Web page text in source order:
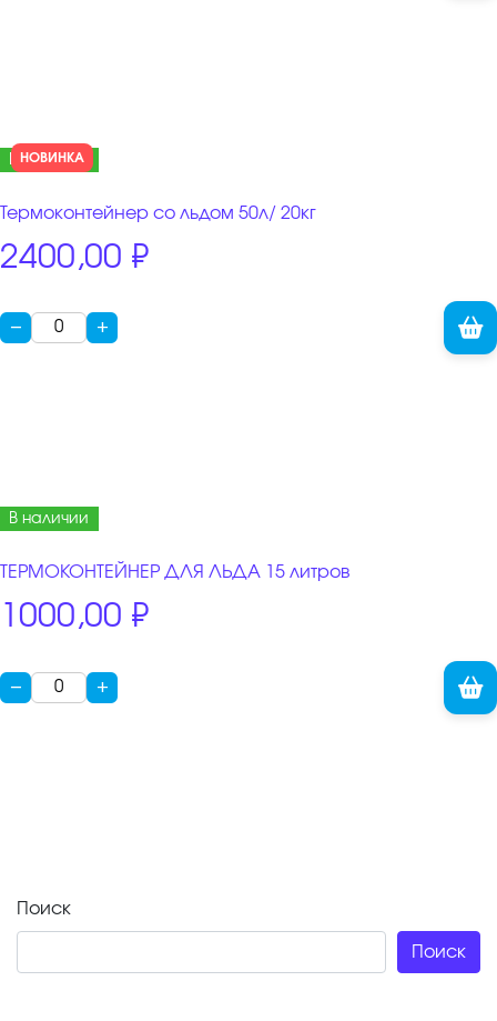
В наличии
Термоконтейнер со льдом 50л/ 20кг
2400,00 ₽
− +
НОВИНКА
В наличии
ТЕРМОКОНТЕЙНЕР ДЛЯ ЛЬДА 15 литров
1000,00 ₽
− +
Поиск
Поиск